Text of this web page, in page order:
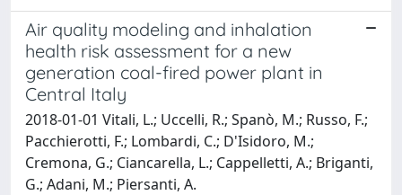
Air quality modeling and inhalation
health risk assessment for a new
generation coal-fired power plant in
Central Italy
2018-01-01 Vitali, L.; Uccelli, R.; Spanò, M.; Russo, F.;
Pacchierotti, F.; Lombardi, C.; D'Isidoro, M.;
Cremona, G.; Ciancarella, L.; Cappelletti, A.; Briganti,
G.; Adani, M.; Piersanti, A.